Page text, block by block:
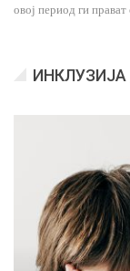
овој период ги